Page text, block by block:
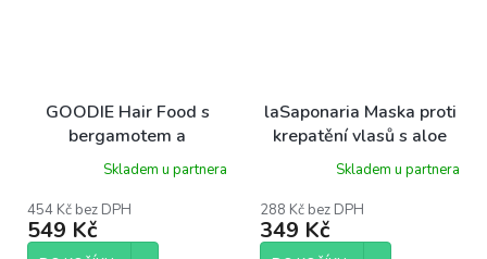
GOODIE Hair Food s
bergamotem a
brokolicovým extraktem
Skladem u partnera
454 Kč bez DPH
549 Kč
laSaponaria Maska proti
krepatění vlasů s aloe
vera a kyselinou
hyaluronovou, 200 ml
Skladem u partnera
288 Kč bez DPH
349 Kč